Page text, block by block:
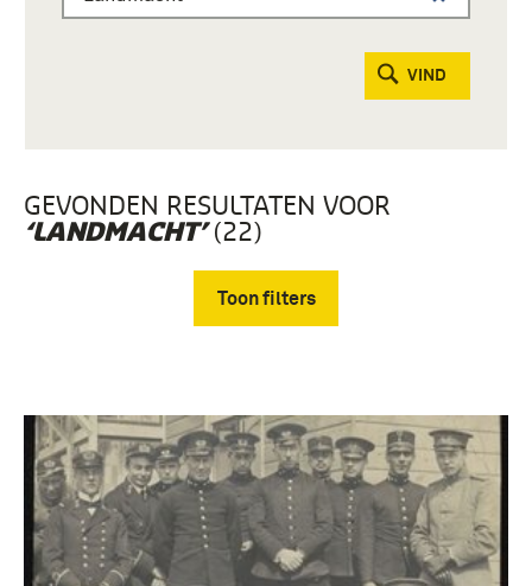
VIND
GEVONDEN RESULTATEN VOOR
‘LANDMACHT’(22)
Toon filters
Fotografisch materiaal, Collectie Dik Top (22)